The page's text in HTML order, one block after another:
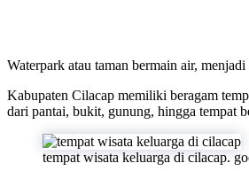
Waterpark atau taman bermain air,
Kabupaten Cilacap memiliki beragam
dari pantai, bukit, gunung, hingga tempat
tempat wisata keluarga di cilacap.